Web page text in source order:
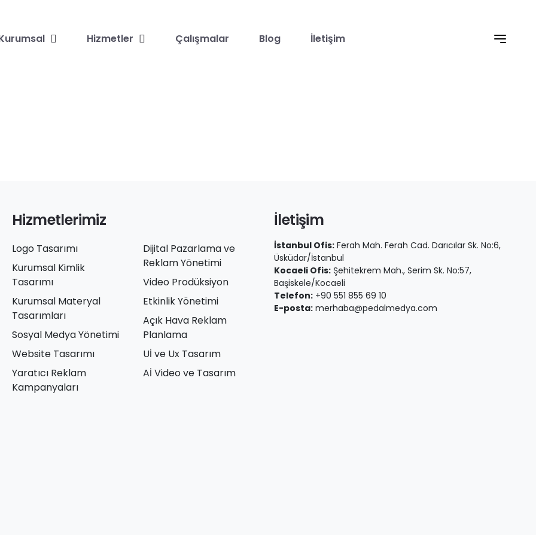
Hizmetler Çalışmalar Blog İletişim
Hizmetlerimiz
Logo Tasarımı
Kurumsal Kimlik
Tasarımı
Kurumsal Materyal
Tasarımları
Sosyal Medya Yönetimi
Website Tasarımı
Yaratıcı Reklam
Kampanyaları
Dijital Pazarlama ve
Reklam Yönetimi
Video Prodüksiyon
Etkinlik Yönetimi
Açık Hava Reklam
Planlama
Uİ ve Ux Tasarım
Aİ Video ve Tasarım
İletişim
İstanbul Ofis: Ferah Mah. Ferah Cad. Darıcılar Sk. No:6,
Üsküdar/İstanbul
Kocaeli Ofis: Şehitekrem Mah., Serim Sk. No:57,
Başiskele/Kocaeli
Telefon: +90 551 855 69 10
E-posta: merhaba@pedalmedya.com